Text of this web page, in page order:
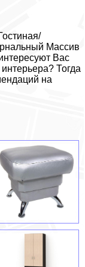
Массив
Вас
Тогда
на